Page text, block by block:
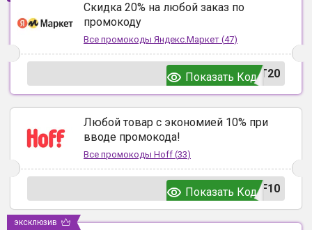
Скидка 20% на любой заказ по
промокоду
Все промокоды Яндекс.Маркет (47)
T20
Показать Код
Любой товар с экономией 10% при
вводе промокода!
Все промокоды Hoff (33)
F10
Показать Код
эксклюзив